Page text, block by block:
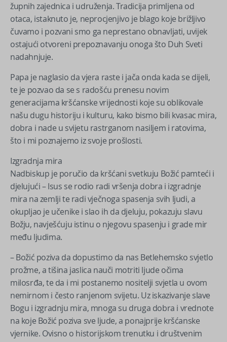
župnih zajednica i udruženja. Tradicija primljena od
otaca, istaknuto je, neprocjenjivo je blago koje brižljivo
čuvamo i pozvani smo ga neprestano obnavljati, uvijek
ostajući otvoreni prepoznavanju onoga što Duh Sveti
nadahnjuje.
Papa je naglasio da vjera raste i jača onda kada se dijeli,
te je pozvao da se s radošću prenesu novim
generacijama kršćanske vrijednosti koje su oblikovale
našu dugu historiju i kulturu, kako bismo bili kvasac mira,
dobra i nade u svijetu rastrganom nasiljem i ratovima,
što i mi poznajemo iz svoje prošlosti.
Izgradnja mira
Nadbiskup je poručio da kršćani svetkuju Božić pamteći i
djelujući – Isus se rodio radi vršenja dobra i izgradnje
mira na zemlji te radi vječnoga spasenja svih ljudi, a
okupljao je učenike i slao ih da djeluju, pokazuju slavu
Božju, navješćuju istinu o njegovu spasenju i grade mir
među ljudima.
– Božić poziva da dopustimo da nas Betlehemsko svjetlo
prožme, a tišina jaslica nauči motriti ljude očima
milosrđa, te da i mi postanemo nositelji svjetla u ovom
nemirnom i često ranjenom svijetu. Uz iskazivanje slave
Bogu i izgradnju mira, mnoga su druga dobra i vrednote
na koje Božić poziva sve ljude, a ponajprije kršćanske
vjernike. Ovisno o historijskom trenutku i društvenim